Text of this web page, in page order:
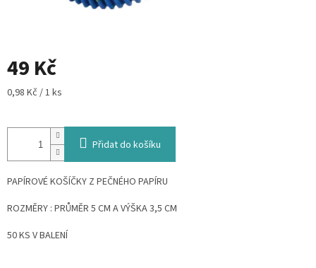
49 Kč
Měrná
0,98 Kč / 1 ks
Přidat do košíku
PAPÍROVÉ KOŠÍČKY Z PEČNÉHO PAPÍRU
ROZMĚRY : PRŮMĚR 5 CM A VÝŠKA 3,5 CM
50 KS V BALENÍ